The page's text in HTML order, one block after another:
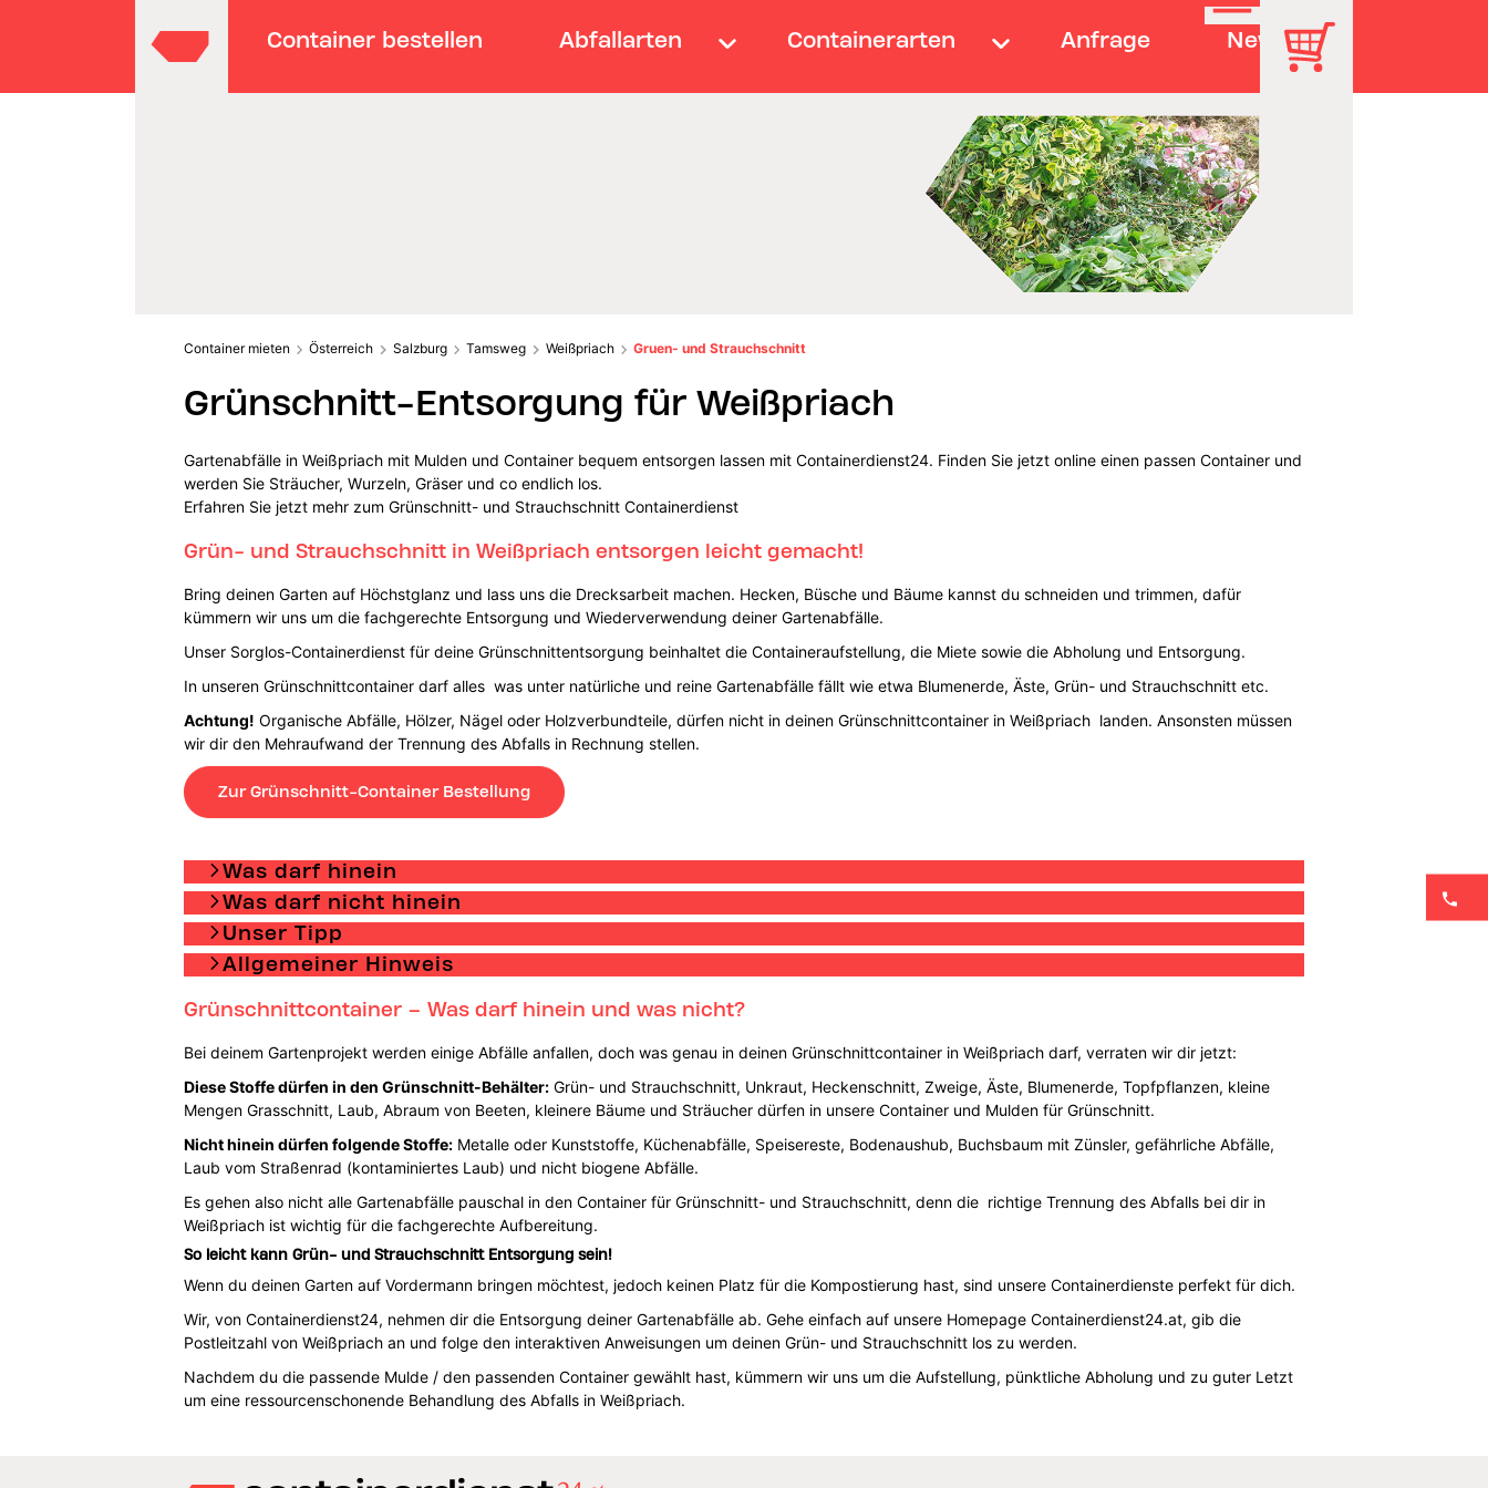
Container bestellen Abfallarten Containerarten Anfrage News
Container mieten Österreich Salzburg Tamsweg Weißpriach Gruen- und Strauchschnitt
Grünschnitt-Entsorgung für Weißpriach
Gartenabfälle in Weißpriach mit Mulden und Container bequem entsorgen lassen mit Containerdienst24. Finden Sie jetzt online einen passen Container und
werden Sie Sträucher, Wurzeln, Gräser und co endlich los.
Erfahren Sie jetzt mehr zum Grünschnitt- und Strauchschnitt Containerdienst
Grün- und Strauchschnitt in Weißpriach entsorgen leicht gemacht!
Bring deinen Garten auf Höchstglanz und lass uns die Drecksarbeit machen. Hecken, Büsche und Bäume kannst du schneiden und trimmen, dafür
kümmern wir uns um die fachgerechte Entsorgung und Wiederverwendung deiner Gartenabfälle.
Unser Sorglos-Containerdienst für deine Grünschnittentsorgung beinhaltet die Containeraufstellung, die Miete sowie die Abholung und Entsorgung.
In unseren Grünschnittcontainer darf alles was unter natürliche und reine Gartenabfälle fällt wie etwa Blumenerde, Äste, Grün- und Strauchschnitt etc.
Achtung! Organische Abfälle, Hölzer, Nägel oder Holzverbundteile, dürfen nicht in deinen Grünschnittcontainer in Weißpriach landen. Ansonsten müssen
wir dir den Mehraufwand der Trennung des Abfalls in Rechnung stellen.
Zur Grünschnitt-Container Bestellung
Was darf hinein
Was darf nicht hinein
Unser Tipp
Allgemeiner Hinweis
Grünschnittcontainer – Was darf hinein und was nicht?
Bei deinem Gartenprojekt werden einige Abfälle anfallen, doch was genau in deinen Grünschnittcontainer in Weißpriach darf, verraten wir dir jetzt:
Diese Stoffe dürfen in den Grünschnitt-Behälter:Grün- und Strauchschnitt, Unkraut, Heckenschnitt, Zweige, Äste, Blumenerde, Topfpflanzen, kleine
Mengen Grasschnitt, Laub, Abraum von Beeten, kleinere Bäume und Sträucher dürfen in unsere Container und Mulden für Grünschnitt.
Nicht hinein dürfen folgende Stoffe:Metalle oder Kunststoffe, Küchenabfälle, Speisereste, Bodenaushub, Buchsbaum mit Zünsler, gefährliche Abfälle,
Laub vom Straßenrad (kontaminiertes Laub) und nicht biogene Abfälle.
Es gehen also nicht alle Gartenabfälle pauschal in den Container für Grünschnitt- und Strauchschnitt, denn die richtige Trennung des Abfalls bei dir in
Weißpriach ist wichtig für die fachgerechte Aufbereitung.
So leicht kann Grün- und Strauchschnitt Entsorgung sein!
Wenn du deinen Garten auf Vordermann bringen möchtest, jedoch keinen Platz für die Kompostierung hast, sind unsere Containerdienste perfekt für dich.
Wir, von Containerdienst24, nehmen dir die Entsorgung deiner Gartenabfälle ab. Gehe einfach auf unsere Homepage Containerdienst24.at, gib die
Postleitzahl von Weißpriach an und folge den interaktiven Anweisungen um deinen Grün- und Strauchschnitt los zu werden.
Nachdem du die passende Mulde / den passenden Container gewählt hast, kümmern wir uns um die Aufstellung, pünktliche Abholung und zu guter Letzt
um eine ressourcenschonende Behandlung des Abfalls in Weißpriach.